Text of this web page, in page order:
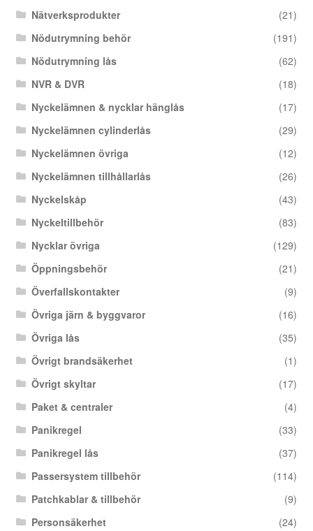
Nätverksprodukter
(21)
Nödutrymning behör
(191)
Nödutrymning lås
(62)
NVR & DVR
(18)
Nyckelämnen & nycklar hänglås
(17)
Nyckelämnen cylinderlås
(29)
Nyckelämnen övriga
(12)
Nyckelämnen tillhållarlås
(26)
Nyckelskåp
(43)
Nyckeltillbehör
(83)
Nycklar övriga
(129)
Öppningsbehör
(21)
Överfallskontakter
(9)
Övriga järn & byggvaror
(16)
Övriga lås
(35)
Övrigt brandsäkerhet
(1)
Övrigt skyltar
(17)
Paket & centraler
(4)
Panikregel
(33)
Panikregel lås
(37)
Passersystem tillbehör
(114)
Patchkablar & tillbehör
(9)
Personsäkerhet
(24)